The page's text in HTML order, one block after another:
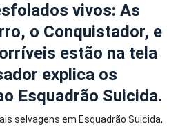
vivos: As
o Conquistador, e
estão na tela
explica os
Esquadrão Suicida.